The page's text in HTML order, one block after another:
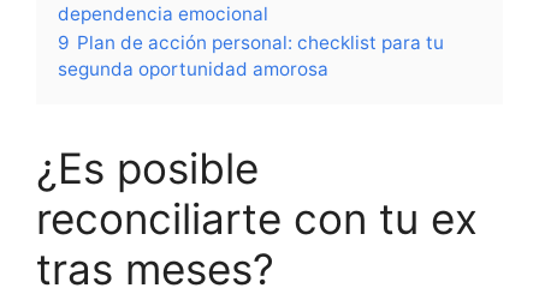
dependencia emocional
9 Plan de acción personal: checklist para tu
segunda oportunidad amorosa
¿Es posible
reconciliarte con tu ex
tras meses?